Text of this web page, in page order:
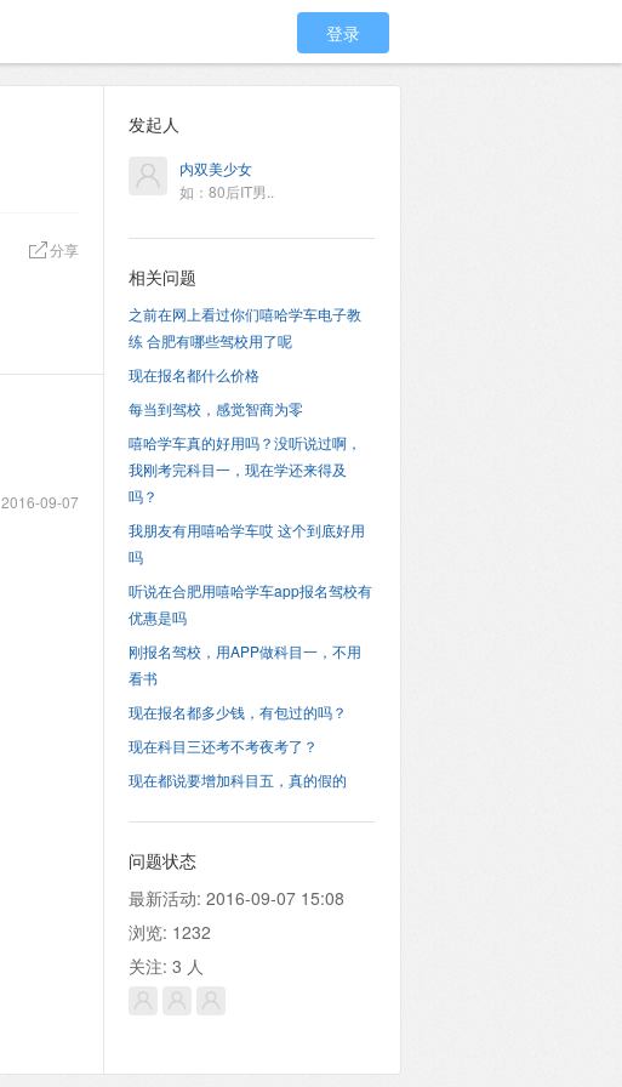
登录
分享
2016-09-07
发起人
内双美少女
如：80后IT男..
相关问题
之前在网上看过你们嘻哈学车电子教
练 合肥有哪些驾校用了呢
现在报名都什么价格
每当到驾校，感觉智商为零
嘻哈学车真的好用吗？没听说过啊，
我刚考完科目一，现在学还来得及
吗？
我朋友有用嘻哈学车哎 这个到底好用
吗
听说在合肥用嘻哈学车app报名驾校有
优惠是吗
刚报名驾校，用APP做科目一，不用
看书
现在报名都多少钱，有包过的吗？
现在科目三还考不考夜考了？
现在都说要增加科目五，真的假的
问题状态
最新活动: 2016-09-07 15:08
浏览: 1232
关注: 3 人